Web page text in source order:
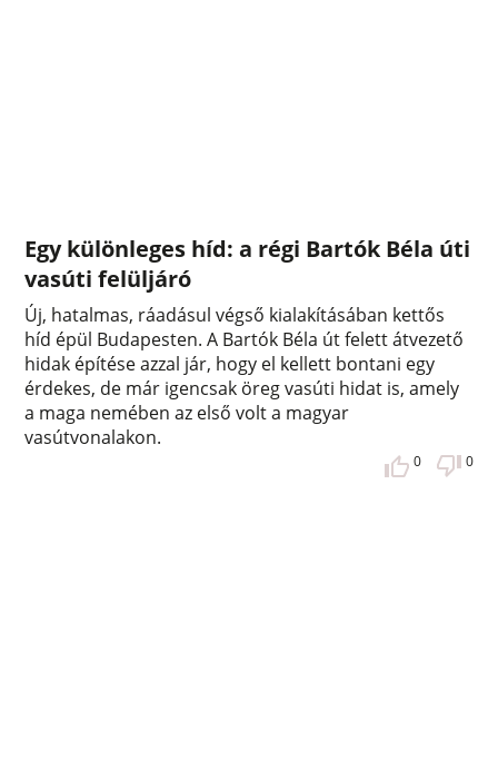
Egy különleges híd: a régi Bartók Béla úti
vasúti felüljáró
Új, hatalmas, ráadásul végső kialakításában kettős
híd épül Budapesten. A Bartók Béla út felett átvezető
hidak építése azzal jár, hogy el kellett bontani egy
érdekes, de már igencsak öreg vasúti hidat is, amely
a maga nemében az első volt a magyar
vasútvonalakon.
0 0